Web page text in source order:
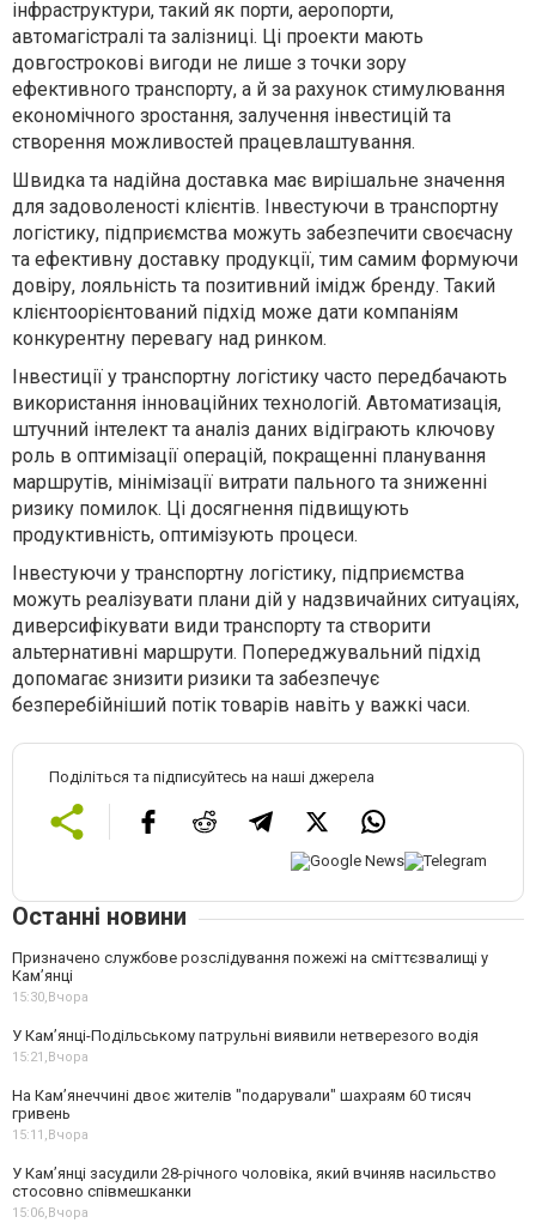
інфраструктури, такий як порти, аеропорти,
автомагістралі та залізниці. Ці проекти мають
довгострокові вигоди не лише з точки зору
ефективного транспорту, а й за рахунок стимулювання
економічного зростання, залучення інвестицій та
створення можливостей працевлаштування.
Швидка та надійна доставка має вирішальне значення
для задоволеності клієнтів. Інвестуючи в транспортну
логістику, підприємства можуть забезпечити своєчасну
та ефективну доставку продукції, тим самим формуючи
довіру, лояльність та позитивний імідж бренду. Такий
клієнтоорієнтований підхід може дати компаніям
конкурентну перевагу над ринком.
Інвестиції у транспортну логістику часто передбачають
використання інноваційних технологій. Автоматизація,
штучний інтелект та аналіз даних відіграють ключову
роль в оптимізації операцій, покращенні планування
маршрутів, мінімізації витрати пального та зниженні
ризику помилок. Ці досягнення підвищують
продуктивність, оптимізують процеси.
Інвестуючи у транспортну логістику, підприємства
можуть реалізувати плани дій у надзвичайних ситуаціях,
диверсифікувати види транспорту та створити
альтернативні маршрути. Попереджувальний підхід
допомагає знизити ризики та забезпечує
безперебійніший потік товарів навіть у важкі часи.
Поділіться та підписуйтесь на наші джерела
Останні новини
Призначено службове розслідування пожежі на сміттєзвалищі у
Кам’янці
15:30, Вчора
У Кам’янці-Подільському патрульні виявили нетверезого водія
15:21, Вчора
На Камʼянеччині двоє жителів "подарували" шахраям 60 тисяч
гривень
15:11, Вчора
У Камʼянці засудили 28-річного чоловіка, який вчиняв насильство
стосовно співмешканки
15:06, Вчора